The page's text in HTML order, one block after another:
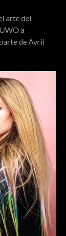
arte del
a
de Avril